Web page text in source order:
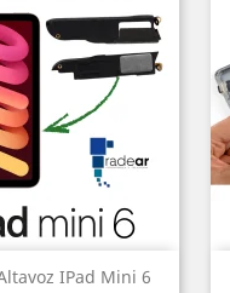
IPad Mini 6
rápida